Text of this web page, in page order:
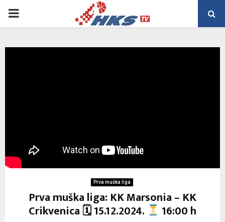
PRIMARY
Prva muška liga
Prva muška liga: KK Marsonia – KK
Crikvenica 🗓 15.12.2024. 16:00 h